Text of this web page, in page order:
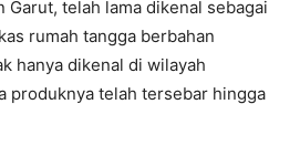
Garut, telah lama dikenal sebagai
rumah tangga berbahan
hanya dikenal di wilayah
produknya telah tersebar hingga